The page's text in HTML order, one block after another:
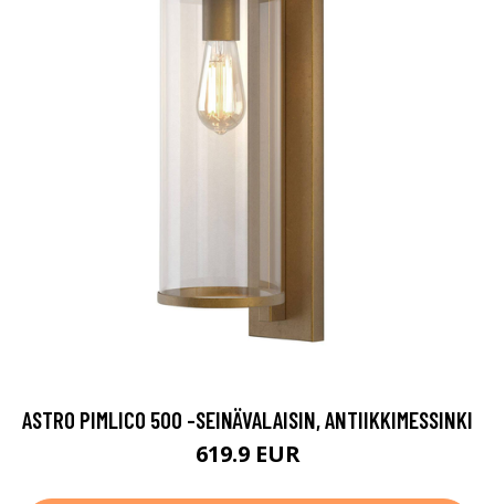
ASTRO PIMLICO 500 -SEINÄVALAISIN, ANTIIKKIMESSINKI
619.9 EUR